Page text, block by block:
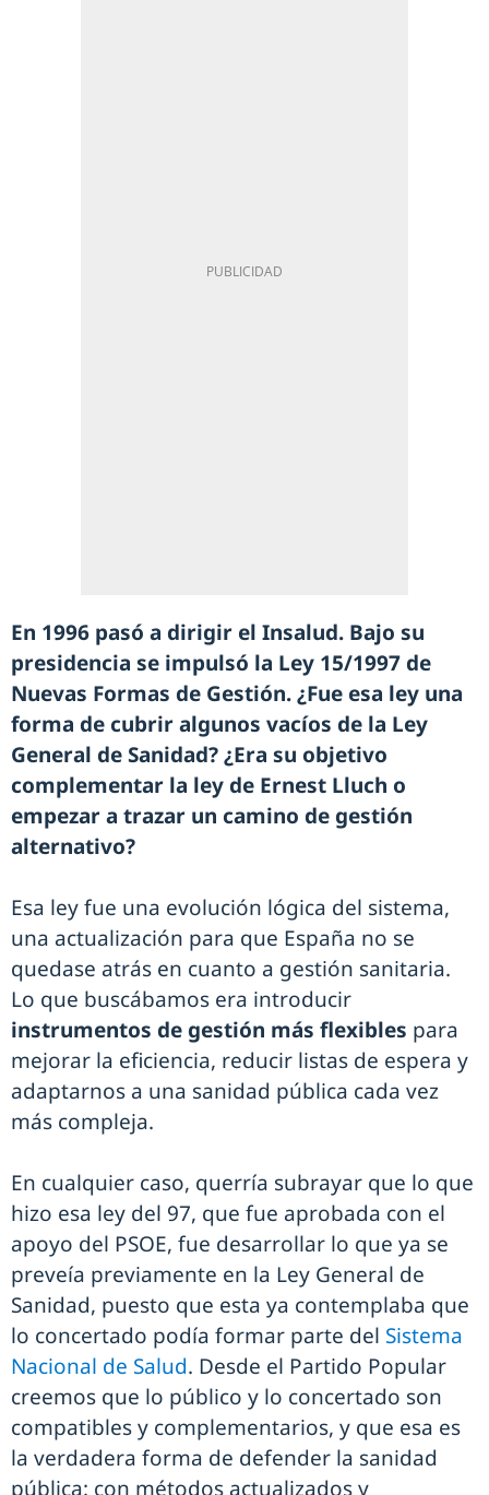
En 1996 pasó a dirigir el Insalud. Bajo su
presidencia se impulsó la Ley 15/1997 de
Nuevas Formas de Gestión. ¿Fue esa ley una
forma de cubrir algunos vacíos de la Ley
General de Sanidad? ¿Era su objetivo
complementar la ley de Ernest Lluch o
empezar a trazar un camino de gestión
alternativo?
Esa ley fue una evolución lógica del sistema,
una actualización para que España no se
quedase atrás en cuanto a gestión sanitaria.
Lo que buscábamos era introducir
instrumentos de gestión más flexibles para
mejorar la eficiencia, reducir listas de espera y
adaptarnos a una sanidad pública cada vez
más compleja.
En cualquier caso, querría subrayar que lo que
hizo esa ley del 97, que fue aprobada con el
apoyo del PSOE, fue desarrollar lo que ya se
preveía previamente en la Ley General de
Sanidad, puesto que esta ya contemplaba que
lo concertado podía formar parte del Sistema
Nacional de Salud. Desde el Partido Popular
creemos que lo público y lo concertado son
compatibles y complementarios, y que esa es
la verdadera forma de defender la sanidad
pública: con métodos actualizados y